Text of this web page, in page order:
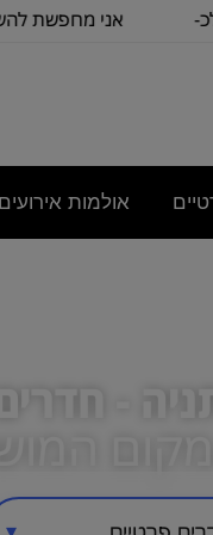
אני מחפשת להשכיר
אולמות אירועים
-